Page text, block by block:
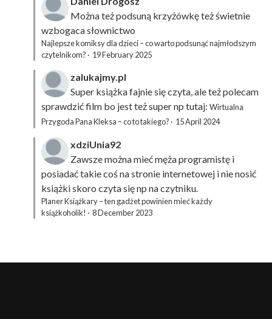
Można też podsuną krzyżówkęteż świetnie
wzbogaca słownictwo
Najlepsze komiksy dla dzieci – co warto podsunąć najmłodszym
czytelnikom? · 19 February 2025
zalukajmy.pl
Super książka fajnie się czyta, ale też polecam
sprawdzić film bo jest też super np tutaj: Wirtualna
Przygoda Pana Kleksa – co to takiego? · 15 April 2024
xdziUnia92
Zawsze można mieć męża programistę i
posiadać takie coś na stronie internetowej i nie nosić
książki skoro czyta się np na czytniku.
Planer Książkary – ten gadżet powinien mieć każdy
książkoholik! · 8 December 2023